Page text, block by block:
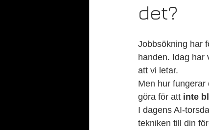
det?
Jobbsökning har
handen. Idag har
att vi letar.
Men hur fungerar
göra för att inte
I dagens AI-
tekniken till din